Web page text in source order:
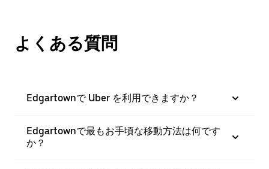
よくある質問
Edgartownで Uber を利用できますか？
Edgartownで最もお手頃な移動方法は何です
か？